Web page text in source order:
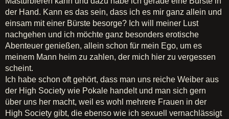
der Hand. Kann es das sein, dass ich es mir ganz allein und
einsam mit einer Bürste besorge? Ich will meiner Lust
nachgehen und ich möchte ganz besonders erotische
Abenteuer genießen, allein schon für mein Ego, um es
meinem Mann heim zu zahlen, der mich hier zu vergessen
scheint.
Ich habe schon oft gehört, dass man uns reiche Weiber aus
der High Society wie Pokale handelt und man sich gern
über uns her macht, weil es wohl mehrere Frauen in der
High Society gibt, die ebenso wie ich sexuell vernachlässigt